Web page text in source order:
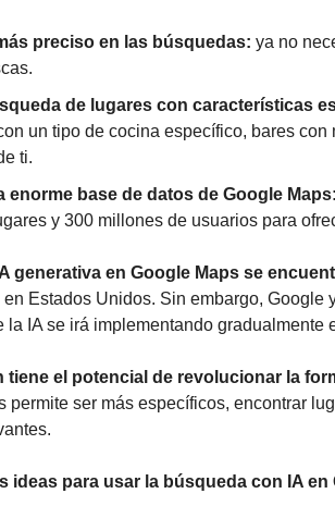
preciso en las búsquedas: ya no
de lugares con características
un tipo de cocina específico, bares
ti.
enorme base de datos de Google Maps:
y 300 millones de usuarios para
generativa en Google Maps se
Estados Unidos. Sin embargo, Google
la IA se irá implementando gradualmente
tiene el potencial de revolucionar la
permite ser más específicos, encontrar
ideas para usar la búsqueda con IA en